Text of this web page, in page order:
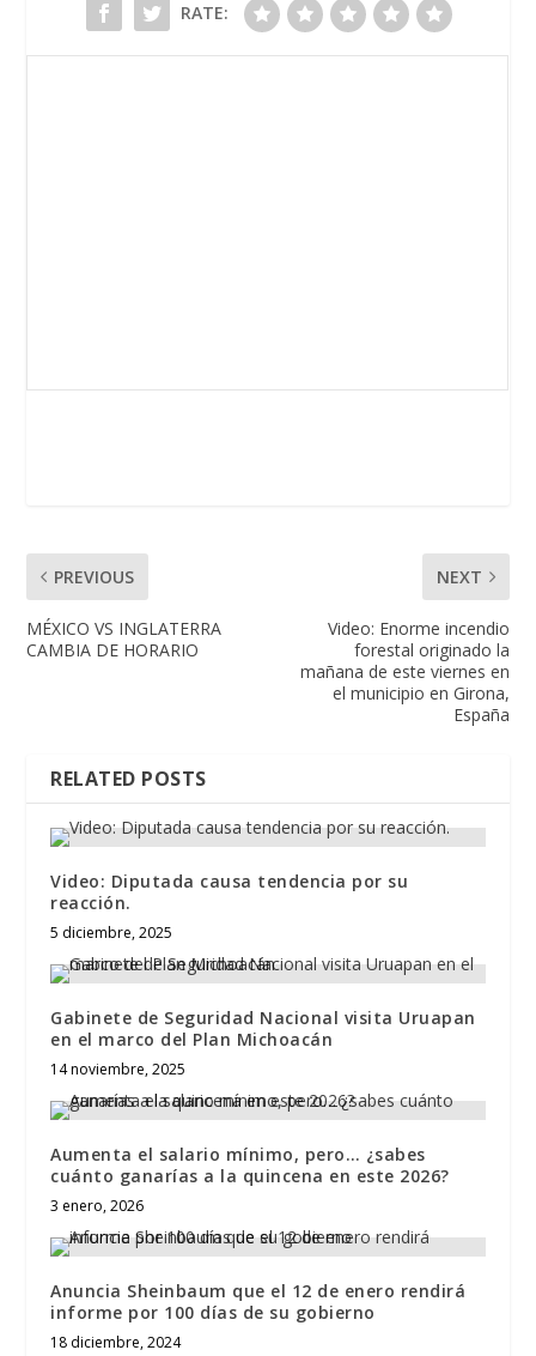
RATE:
PREVIOUS
MÉXICO VS INGLATERRA
CAMBIA DE HORARIO
NEXT
Video: Enorme incendio
forestal originado la
mañana de este viernes en
el municipio en Girona,
España
RELATED POSTS
Video: Diputada causa tendencia por su
reacción.
5 diciembre, 2025
Gabinete de Seguridad Nacional visita Uruapan
en el marco del Plan Michoacán
14 noviembre, 2025
Aumenta el salario mínimo, pero… ¿sabes
cuánto ganarías a la quincena en este 2026?
3 enero, 2026
Anuncia Sheinbaum que el 12 de enero rendirá
informe por 100 días de su gobierno
18 diciembre, 2024